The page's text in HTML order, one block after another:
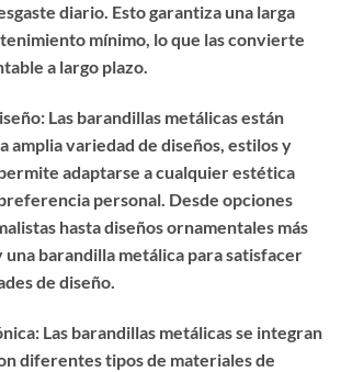
diario. Esto garantiza una larga
mínimo, lo que las convierte
a largo plazo.
Las barandillas metálicas están
amplia variedad de diseños, estilos y
adaptarse a cualquier estética
personal. Desde opciones
hasta diseños ornamentales más
barandilla metálica para satisfacer
de diseño.
Las barandillas metálicas se integran
diferentes tipos de materiales de